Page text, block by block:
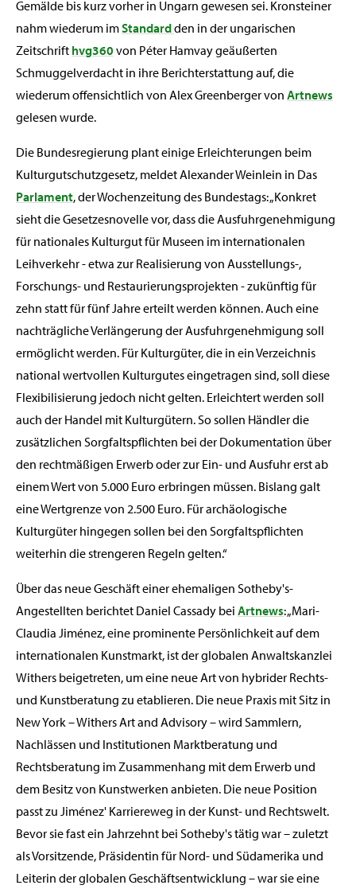
Gemälde bis kurz vorher in Ungarn gewesen sei. Kronsteiner
nahm wiederum imStandardden in der ungarischen
Zeitschrift hvg360 von Péter Hamvay geäußerten
Schmuggelverdacht in ihre Berichterstattung auf, die
wiederum offensichtlich von Alex Greenberger von Artnews
gelesen wurde.
Die Bundesregierung plant einige Erleichterungen beim
Kulturgutschutzgesetz, meldet Alexander Weinlein in Das
Parlament, der Wochenzeitung des Bundestags: „Konkret
sieht die Gesetzesnovelle vor, dass die Ausfuhrgenehmigung
für nationales Kulturgut für Museen im internationalen
Leihverkehr - etwa zur Realisierung von Ausstellungs-,
Forschungs- und Restaurierungsprojekten - zukünftig für
zehn statt für fünf Jahre erteilt werden können. Auch eine
nachträgliche Verlängerung der Ausfuhrgenehmigung soll
ermöglicht werden. Für Kulturgüter, die in ein Verzeichnis
national wertvollen Kulturgutes eingetragen sind, soll diese
Flexibilisierung jedoch nicht gelten. Erleichtert werden soll
auch der Handel mit Kulturgütern. So sollen Händler die
zusätzlichen Sorgfaltspflichten bei der Dokumentation über
den rechtmäßigen Erwerb oder zur Ein- und Ausfuhr erst ab
einem Wert von 5.000 Euro erbringen müssen. Bislang galt
eine Wertgrenze von 2.500 Euro. Für archäologische
Kulturgüter hingegen sollen bei den Sorgfaltspflichten
weiterhin die strengeren Regeln gelten.“
Über das neue Geschäft einer ehemaligen Sotheby's-
Angestellten berichtet Daniel Cassady bei Artnews: „Mari-
Claudia Jiménez, eine prominente Persönlichkeit auf dem
internationalen Kunstmarkt, ist der globalen Anwaltskanzlei
Withers beigetreten, um eine neue Art von hybrider Rechts-
und Kunstberatung zu etablieren. Die neue Praxis mit Sitz in
New York – Withers Art and Advisory – wird Sammlern,
Nachlässen und Institutionen Marktberatung und
Rechtsberatung im Zusammenhang mit dem Erwerb und
dem Besitz von Kunstwerken anbieten. Die neue Position
passt zu Jiménez' Karriereweg in der Kunst- und Rechtswelt.
Bevor sie fast ein Jahrzehnt bei Sotheby's tätig war – zuletzt
als Vorsitzende, Präsidentin für Nord- und Südamerika und
Leiterin der globalen Geschäftsentwicklung – war sie eine